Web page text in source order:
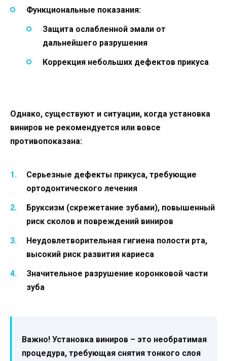
Функциональные показания:
Защита ослабленной эмали от
дальнейшего разрушения
Коррекция небольших дефектов прикуса
Однако, существуют и ситуации, когда установка
виниров не рекомендуется или вовсе
противопоказана:
Серьезные дефекты прикуса, требующие
ортодонтического лечения
Бруксизм (скрежетание зубами), повышенный
риск сколов и повреждений виниров
Неудовлетворительная гигиена полости рта,
высокий риск развития кариеса
Значительное разрушение коронковой части
зуба
Важно! Установка виниров – это необратимая
процедура, требующая снятия тонкого слоя